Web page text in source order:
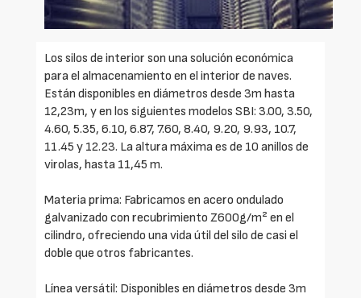
Los silos de interior son una solución económica
para el almacenamiento en el interior de naves.
Están disponibles en diámetros desde 3m hasta
12,23m, y en los siguientes modelos SBI: 3.00, 3.50,
4.60, 5.35, 6.10, 6.87, 7.60, 8.40, 9.20, 9.93, 10.7,
11.45 y 12.23. La altura máxima es de 10 anillos de
virolas, hasta 11,45 m.
Materia prima: Fabricamos en acero ondulado
galvanizado con recubrimiento Z600g/m² en el
cilindro, ofreciendo una vida útil del silo de casi el
doble que otros fabricantes.
Línea versátil: Disponibles en diámetros desde 3m